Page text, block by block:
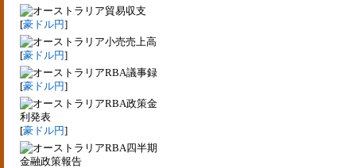
貿易収支
[豪ドル円]
小売売上高
[豪ドル円]
RBA議事録
[豪ドル円]
RBA政策金
利発表
[豪ドル円]
RBA四半期
金融政策報告